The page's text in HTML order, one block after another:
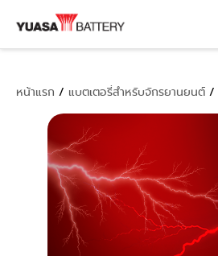
หน้าแรก / แบตเตอรี่สำหรับจักรยานยนต์ /